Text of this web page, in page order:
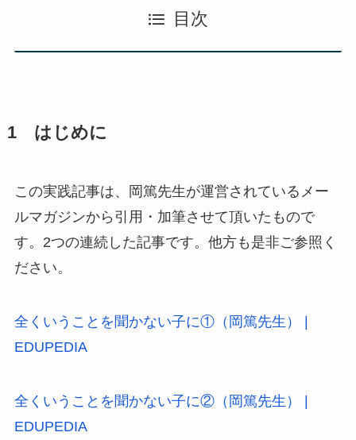
目次
1 はじめに
この実践記事は、岡篤先生が運営されているメー
ルマガジンから引用・加筆させて頂いたもので
す。2つの連続した記事です。他方も是非ご参照く
ださい。
全くいうことを聞かない子に①（岡篤先生） |
EDUPEDIA
全くいうことを聞かない子に②（岡篤先生） |
EDUPEDIA